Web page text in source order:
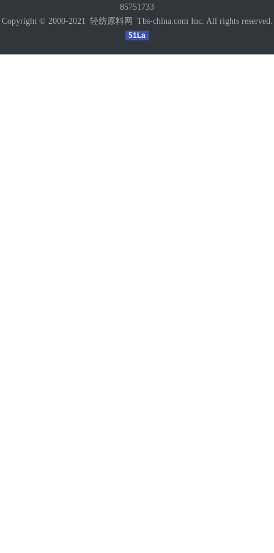
85751733
Copyright © 2000-2021 轻纺原料网 Tbs-china.com Inc. All rights reserved.
51La